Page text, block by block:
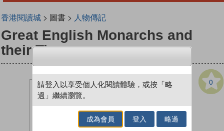
香港閱讀城> 圖書 > 人物傳記
Great English Monarchs and
their Times
0
請登入以享受個人化閱讀體驗，或按「略
過」繼續瀏覽。
成為會員 登入 略過